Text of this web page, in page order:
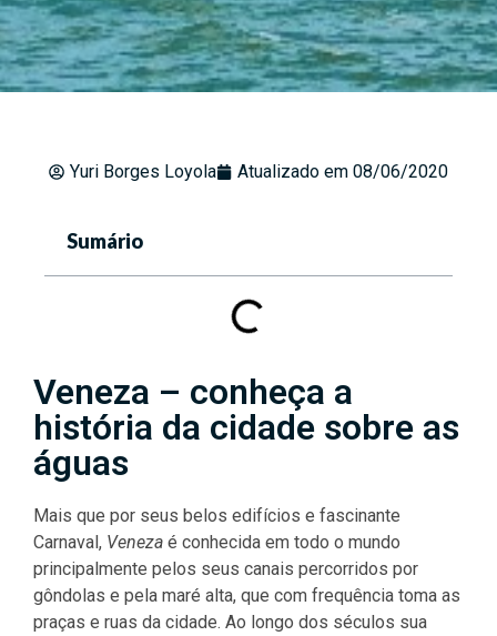
Yuri Borges Loyola Atualizado em 08/06/2020
Veneza – conheça a
história da cidade sobre as
águas
Mais que por seus belos edifícios e fascinante
Carnaval, Veneza é conhecida em todo o mundo
principalmente pelos seus canais percorridos por
gôndolas e pela maré alta, que com frequência toma as
praças e ruas da cidade. Ao longo dos séculos sua
Sumário